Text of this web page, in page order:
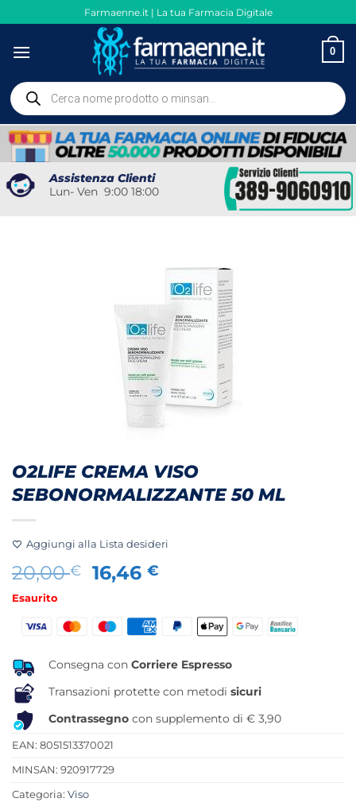
ai
contenuti
Farmaenne.it | La tua Farmacia Digitale
0
Ricerca
prodotti
Assistenza Clienti
Lun- Ven 9:00 18:00
O2LIFE CREMA VISO
SEBONORMALIZZANTE 50 ML
Aggiungi alla Lista desideri
20,00€
Il
era:
16,46€
attuale
è:
Esaurito
Consegna con Corriere Espresso
Transazioni protette con metodi sicuri
Contrassegno con supplemento di € 3,90
EAN: 8051513370021
MINSAN: 920917729
Categoria: Viso